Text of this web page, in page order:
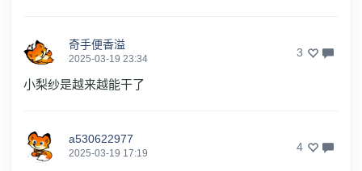
奇手便香溢
2025-03-19 23:34 3
小梨纱是越来越能干了
a530622977
2025-03-19 17:19 4